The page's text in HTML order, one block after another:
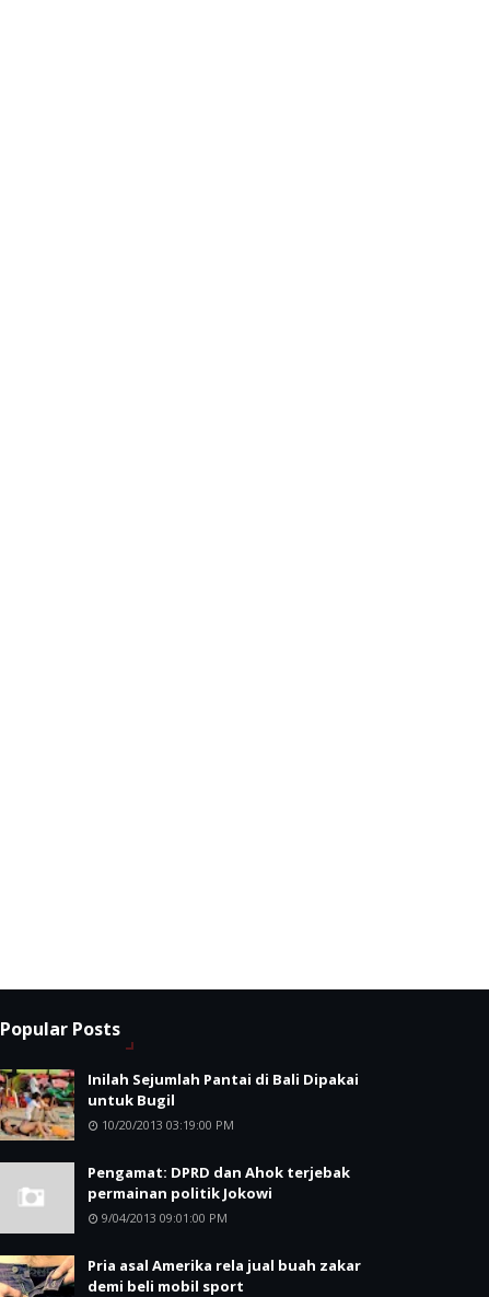
Popular Posts
Inilah Sejumlah Pantai di Bali Dipakai
untuk Bugil
10/20/2013 03:19:00 PM
Pengamat: DPRD dan Ahok terjebak
permainan politik Jokowi
9/04/2013 09:01:00 PM
Pria asal Amerika rela jual buah zakar
demi beli mobil sport